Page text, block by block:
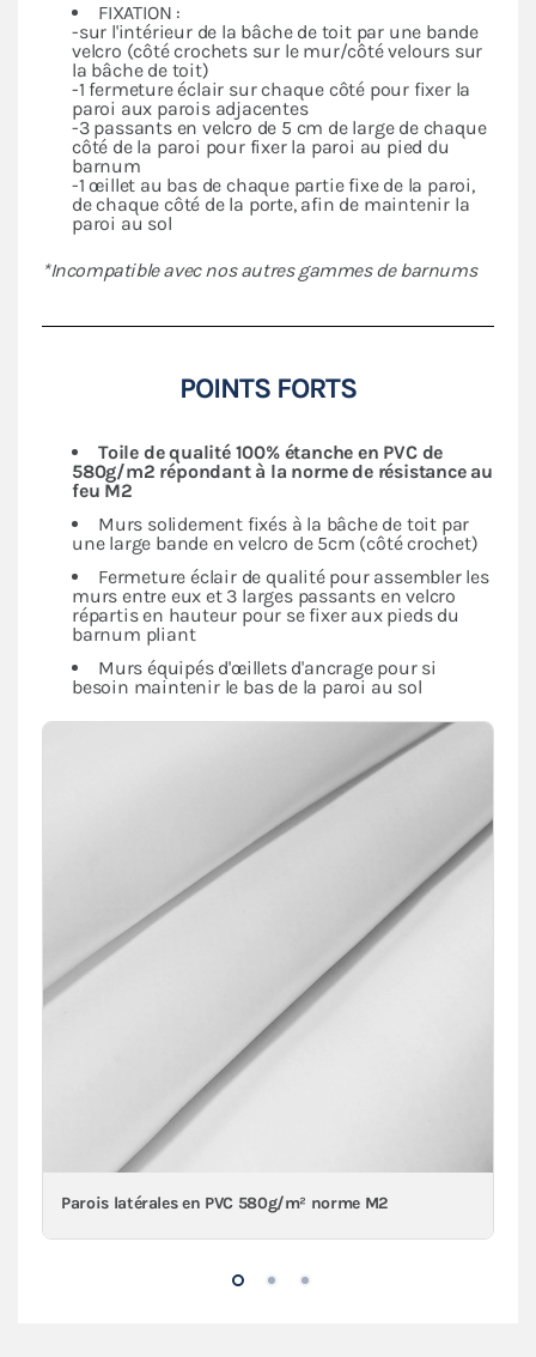
FIXATION :
-sur l'intérieur de la bâche de toit par une bande
velcro (côté crochets sur le mur/côté velours sur
la bâche de toit)
-1 fermeture éclair sur chaque côté pour fixer la
paroi aux parois adjacentes
-3 passants en velcro de 5 cm de large de chaque
côté de la paroi pour fixer la paroi au pied du
barnum
-1 œillet au bas de chaque partie fixe de la paroi,
de chaque côté de la porte, afin de maintenir la
paroi au sol
*Incompatible avec nos autres gammes de barnums
POINTS FORTS
Toile de qualité 100% étanche en PVC de
580g/m2 répondant à la norme de résistance au
feu M2
Murs solidement fixés à la bâche de toit par
une large bande en velcro de 5cm (côté crochet)
Fermeture éclair de qualité pour assembler les
murs entre eux et 3 larges passants en velcro
répartis en hauteur pour se fixer aux pieds du
barnum pliant
Murs équipés d'œillets d'ancrage pour si
besoin maintenir le bas de la paroi au sol
Parois latérales en PVC 580g/m² norme M2